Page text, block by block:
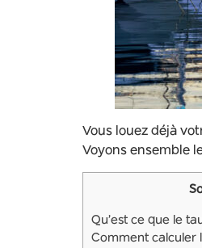
Vous louez déjà
Voyons ensemble
Qu’est ce que le
Comment calculer